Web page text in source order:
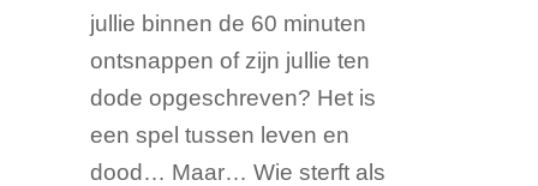
jullie binnen de 60 minuten
ontsnappen of zijn jullie ten
dode opgeschreven? Het is
een spel tussen leven en
dood… Maar… Wie sterft als